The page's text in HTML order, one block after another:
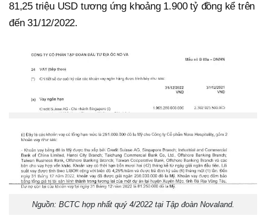
81,25 triệu USD tương ứng khoảng 1.900 tỷ đồng kể trên
đến 31/12/2022.
Nguồn: BCTC hợp nhất quý 4/2022 tại Tập đoàn Novaland.